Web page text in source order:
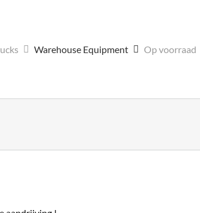
Warehouse Equipment Op voorraad